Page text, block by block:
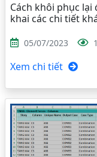
Cách khôi phục
khai các chi tiết
05/07/2023
Xem chi tiết